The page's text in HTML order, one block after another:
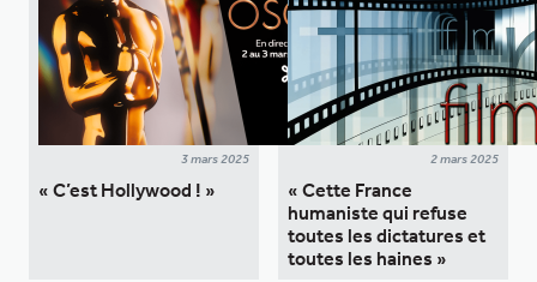
3 mars 2025
« C’est Hollywood ! »
2 mars 2025
« Cette France
humaniste qui refuse
toutes les dictatures et
toutes les haines »